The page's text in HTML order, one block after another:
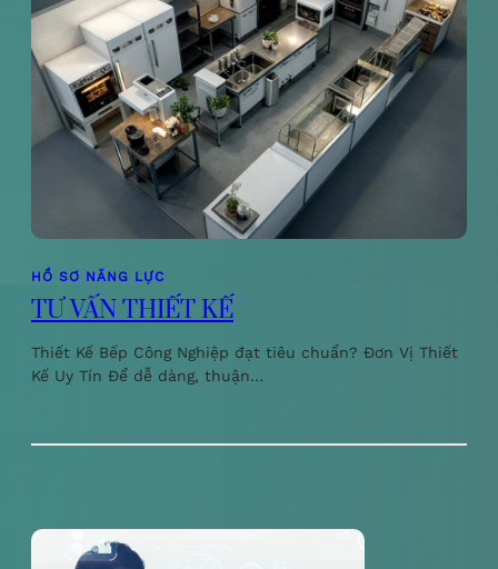
HỒ SƠ NĂNG LỰC
TƯ VẤN THIẾT KẾ
Thiết Kế Bếp Công Nghiệp đạt tiêu chuẩn? Đơn Vị Thiết
Kế Uy Tín Để dễ dàng, thuận…